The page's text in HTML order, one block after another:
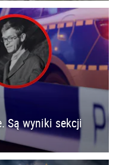
Są wyniki sekcji